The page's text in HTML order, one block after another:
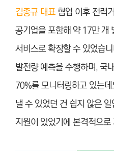
김종규 대표협업 이후 전력
공기업을 포함해 약 17만 개
서비스로 확장할 수 있었습
발전량 예측을 수행하며, 국
70%를 모니터링하고 있는
낼 수 있었던 건 쉽지 않은
지원이 있었기에 본격적으